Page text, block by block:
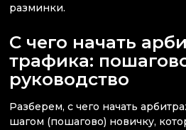
разминки.
С чего начать
трафика:
руководство
Разберем, с чего начать
шагом (пошагово) новичку,